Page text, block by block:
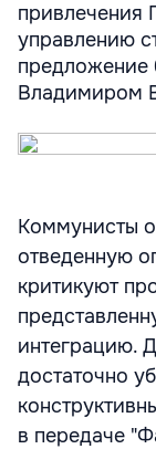
привлечения
управлению
Владимиром
Коммунисты
отведенную
критикуют
интеграцию.
достаточно
в передаче